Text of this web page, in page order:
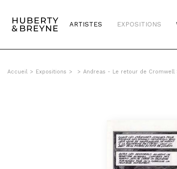
ARTISTES EXPOSITIONS
Accueil > Expositions > > Andreas - Le retour de Cromwell